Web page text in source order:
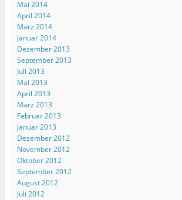
Mai 2014
April 2014
März 2014
Januar 2014
Dezember 2013
September 2013
Juli 2013
Mai 2013
April 2013
März 2013
Februar 2013
Januar 2013
Dezember 2012
November 2012
Oktober 2012
September 2012
August 2012
Juli 2012